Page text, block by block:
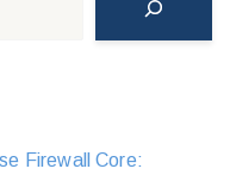
Firewall Core: